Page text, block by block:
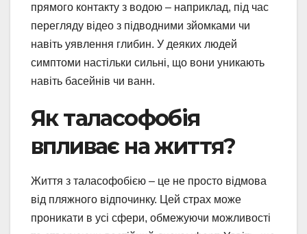
прямого контакту з водою – наприклад, під час
перегляду відео з підводними зйомками чи
навіть уявлення глибин. У деяких людей
симптоми настільки сильні, що вони уникають
навіть басейнів чи ванн.
Як таласофобія
впливає на життя?
Життя з таласофобією – це не просто відмова
від пляжного відпочинку. Цей страх може
проникати в усі сфери, обмежуючи можливості